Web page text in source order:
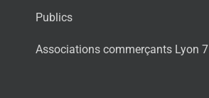
Publics
Associations commerçants Lyon 7